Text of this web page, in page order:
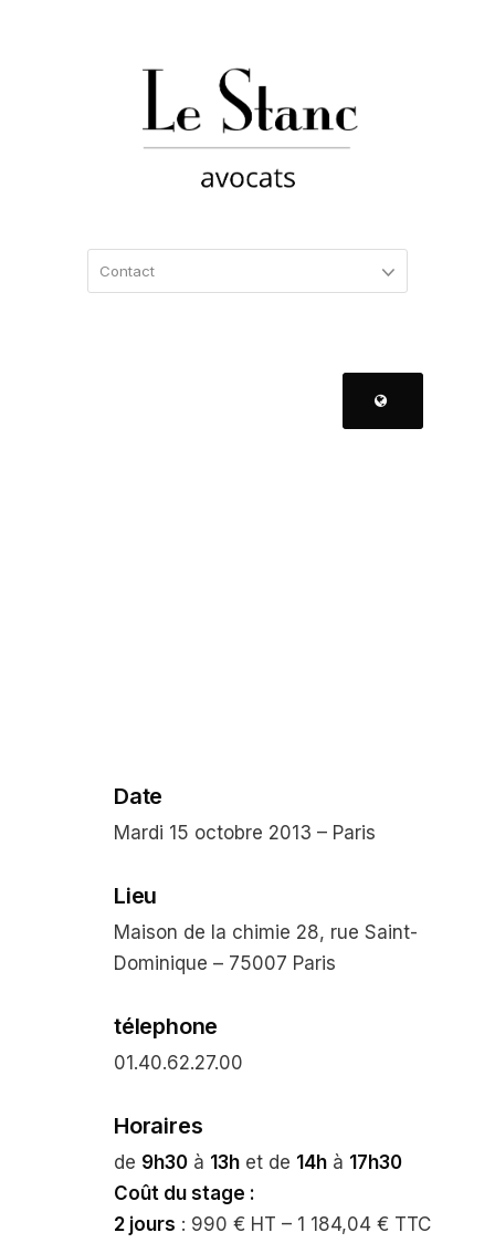
Date
Mardi 15 octobre 2013 – Paris
Lieu
Maison de la chimie 28, rue Saint-
Dominique – 75007 Paris
télephone
01.40.62.27.00
Horaires
de 9h30 à 13h et de 14h à 17h30
Coût du stage :
2 jours : 990 € HT – 1 184,04 € TTC